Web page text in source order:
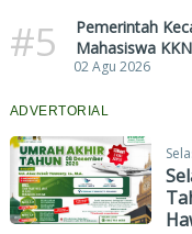
#5
Pemerintah
Mahasiswa
02 Agu 2026
ADVERTORIAL